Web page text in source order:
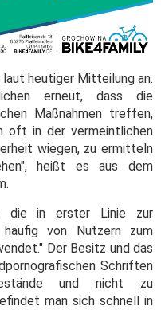
laut heutiger Mitteilung an.
erneut, dass die
Maßnahmen treffen,
oft in der vermeintlichen
wiegen, zu ermitteln
heißt es aus dem
die in erster Linie zur
häufig von Nutzern zum
Der Besitz und das
Schriften
und nicht zu
man sich schnell in